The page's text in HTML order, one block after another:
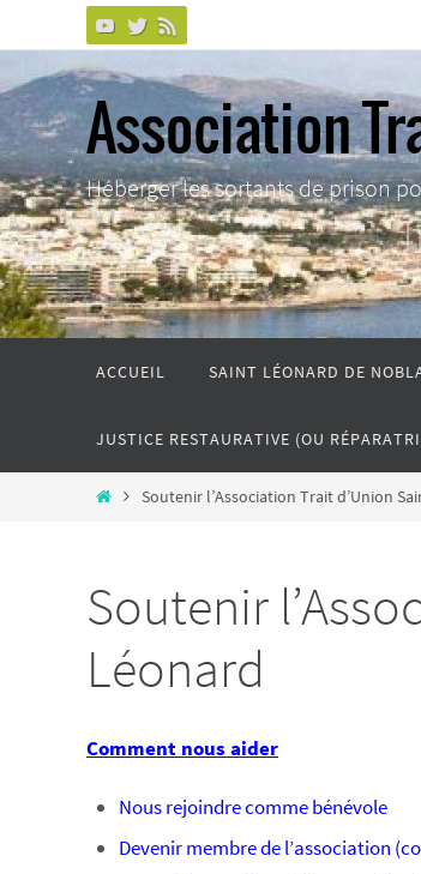
vers
le
contenu
Association
Héberger les sortants de prison
ACCUEIL SAINT LÉONARD DE
JUSTICE RESTAURATIVE (OU
HomeSoutenir l’Association Trait d’Union
Soutenir
Léonard
Comment nous aider
Nous rejoindre comme bénévole
Devenir membre de l’association